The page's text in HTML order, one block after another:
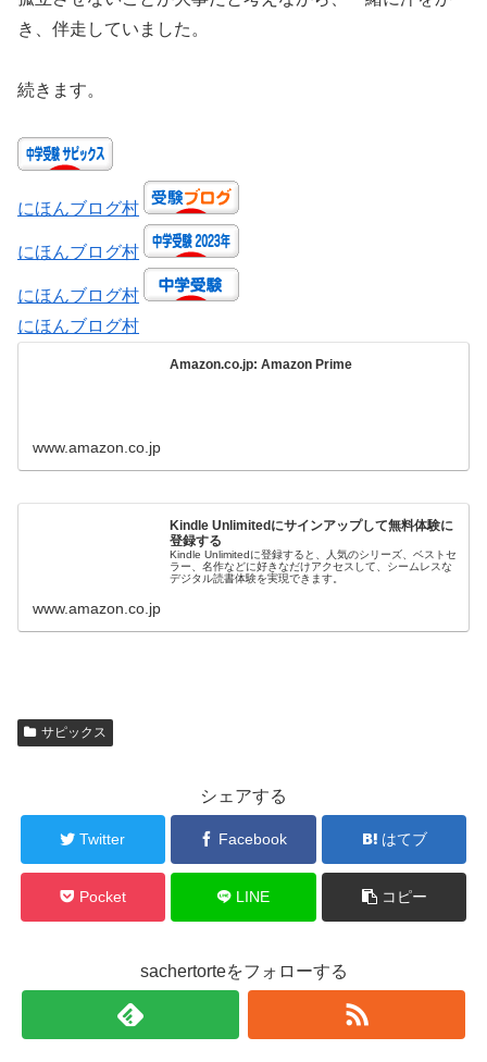
き、伴走していました。
続きます。
にほんブログ村
にほんブログ村
にほんブログ村
にほんブログ村
Amazon.co.jp: Amazon Prime
www.amazon.co.jp
Kindle Unlimitedにサインアップして無料体験に
登録する
Kindle Unlimitedに登録すると、人気のシリーズ、ベストセ
ラー、名作などに好きなだけアクセスして、シームレスな
デジタル読書体験を実現できます。
www.amazon.co.jp
サピックス
シェアする
Twitter Facebook はてブ
Pocket LINE コピー
sachertorteをフォローする